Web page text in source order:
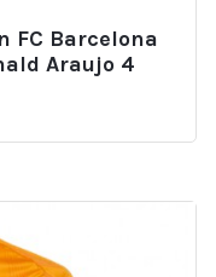
FC Barcelona
Araujo 4